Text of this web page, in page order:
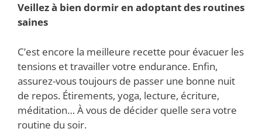
Veillez à bien dormir en adoptant des routines
saines
C’est encore la meilleure recette pour évacuer les
tensions et travailler votre endurance. Enfin,
assurez-vous toujours de passer une bonne nuit
de repos. Étirements, yoga, lecture, écriture,
méditation… À vous de décider quelle sera votre
routine du soir.